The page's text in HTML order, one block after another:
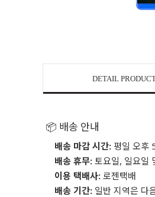
DETAIL
📦 배송 안내
배송 마감 시간: 평일 오후
배송 휴무: 토요일, 일요일
이용 택배사: 로젠택배
배송 기간: 일반 지역은 다